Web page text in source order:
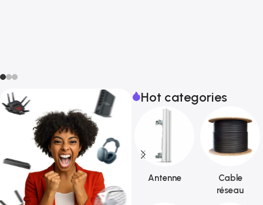
Hot categories
Antenne
Cable
réseau